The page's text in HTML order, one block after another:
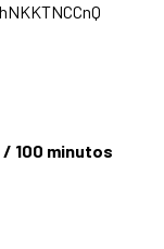
100 minutos